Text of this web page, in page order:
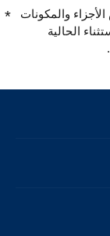
والمكونات
الحالية